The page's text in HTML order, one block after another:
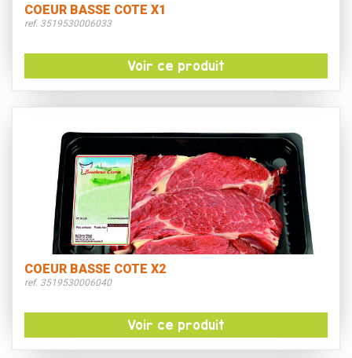
COEUR BASSE COTE X1
ref. 3519530006033
Voir ce produit
COEUR BASSE COTE X2
ref. 3519530006040
Voir ce produit